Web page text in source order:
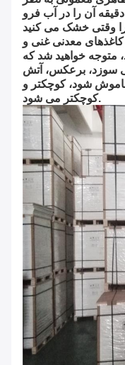
آن را در آب فرو
را وقتی خشک می کنید
معدنی غنی و
متوجه خواهید شد که
سوزد، برعکس، آتش
شود، کوچکتر و
کوچکتر می شود.